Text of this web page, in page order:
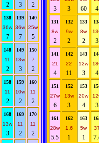
2 3 2
138
36w
7
139
36w
7
140
25w
5
148
11
2
149
13w
3
150
7
2
158
11
2
159
10w
2
160
11
2
168
13w
3
169
11
2
170
11
2
3 3 60 4
131
8w
2
132
9w
2
133
8w
2 3
141
21
4
142
22
11
143
12w
3 4
151
27w
6
152
13w
3
153
20w
4 3
161
28w
5.5
162
1.6
1
163
5w
1